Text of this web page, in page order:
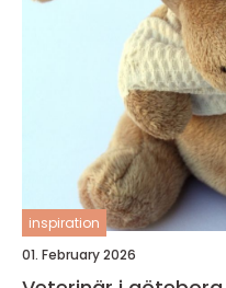
inspiration
01. February 2026